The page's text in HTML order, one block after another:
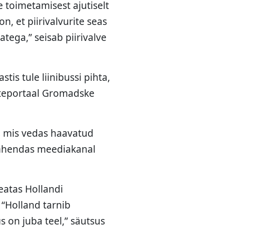
toimetamisest ajutiselt
et piirivalvurite seas
seisab piirivalve
tule liinibussi pihta,
Gromadske
vedas haavatud
meediakanal
Hollandi
tarnib
on juba teel,” säutsus